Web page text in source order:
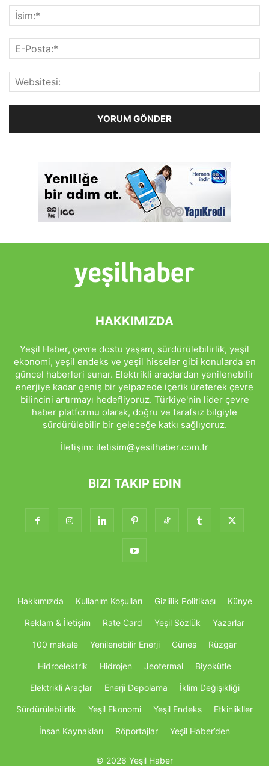
HAKKIMIZDA
Yeşil Haber, çevre dostu yaşam, sürdürülebilirlik, yeşil
ekonomi, yeşil endeks ve yeşil hisseler gibi konularda en
güncel haberleri sunar. Elektrikli araçlardan yenilenebilir
enerjiye kadar geniş bir yelpazede içerik üreterek çevre
bilincini artırmayı hedefliyoruz. Türkiye'nin lider çevre
haber platformu olarak, doğru ve tarafsız bilgiyle
sürdürülebilir bir geleceğe katkı sağlıyoruz.
İletişim: iletisim@yesilhaber.com.tr
BIZI TAKIP EDIN
Hakkımızda Kullanım Koşulları Gizlilik Politikası Künye
Reklam & İletişim Rate Card Yeşil Sözlük Yazarlar
100 makale Yenilenebilir Enerji Güneş Rüzgar
Hidroelektrik Hidrojen Jeotermal Biyokütle
Elektrikli Araçlar Enerji Depolama İklim Değişikliği
Sürdürülebilirlik Yeşil Ekonomi Yeşil Endeks Etkinlikller
İnsan Kaynakları Röportajlar Yeşil Haber’den
© 2026 Yeşil Haber